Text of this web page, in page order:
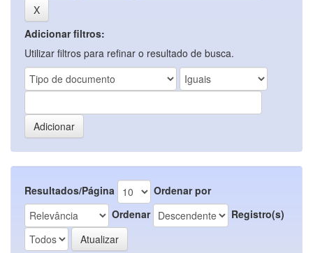
Adicionar filtros:
Utilizar filtros para refinar o resultado de busca.
Resultados/Página
Ordenar por
Ordenar
Registro(s)